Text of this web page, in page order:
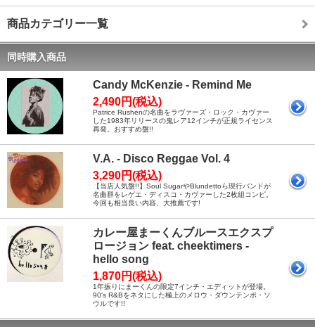
商品カテゴリー一覧
同時購入商品
Candy McKenzie - Remind Me
2,490円(税込)
Patrice Rushenの名曲をラヴァーズ・ロック・カヴァー
した1983年リリースの鬼レア12インチが正規ライセンス
再発。おすすめ盤!!
V.A. - Disco Reggae Vol. 4
3,290円(税込)
【当店人気盤!!】Soul SugarやBlundettoら現行バンドが
名曲群をレゲエ・ディスコ・カヴァーした2枚組コンピ。
今回も相当良い内容、大推薦です!
カレー屋まーくんブルースエクスプ
ロージョン feat. cheektimers -
hello song
1,870円(税込)
1年振りにまーくんの限定7インチ・エディットが登場。
90's R&Bをネタにした極上のメロウ・ダウンテンポ・ソ
ウルです!!